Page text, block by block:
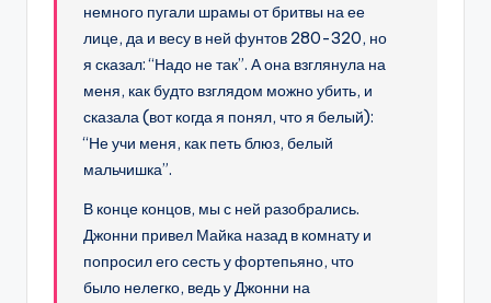
немного пугали шрамы от бритвы на ее
лице, да и весу в ней фунтов 280-320, но
я сказал: “Надо не так”. А она взглянула на
меня, как будто взглядом можно убить, и
сказала (вот когда я понял, что я белый):
“Не учи меня, как петь блюз, белый
мальчишка”.
В конце концов, мы с ней разобрались.
Джонни привел Майка назад в комнату и
попросил его сесть у фортепьяно, что
было нелегко, ведь у Джонни на